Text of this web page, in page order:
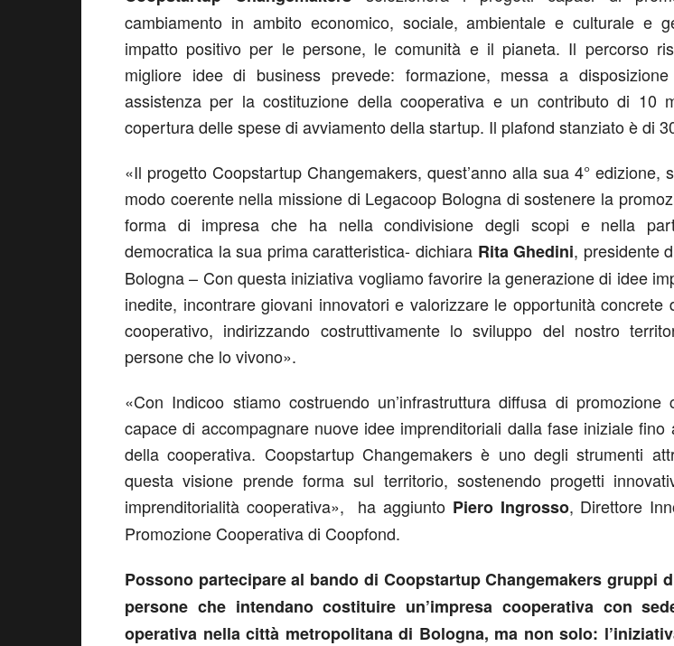
cambiamento in ambito economico, sociale, ambientale e culturale e
impatto positivo per le persone, le comunità e il pianeta. Il percorso
migliore idee di business prevede: formazione, messa a
assistenza per la costituzione della cooperativa e un contributo di 10
copertura delle spese di avviamento della startup. Il plafond stanziato è di
«Il progetto Coopstartup Changemakers, quest’anno alla sua 4° edizione,
modo coerente nella missione di Legacoop Bologna di sostenere la
forma di impresa che ha nella condivisione degli scopi e nella
democratica la sua prima caratteristica- dichiara Rita Ghedini, presidente
Bologna – Con questa iniziativa vogliamo favorire la generazione di idee
inedite, incontrare giovani innovatori e valorizzare le opportunità concrete
cooperativo, indirizzando costruttivamente lo sviluppo del nostro
persone che lo vivono».
«Con Indicoo stiamo costruendo un’infrastruttura diffusa di promozione
capace di accompagnare nuove idee imprenditoriali dalla fase iniziale fino
della cooperativa. Coopstartup Changemakers è uno degli strumenti
questa visione prende forma sul territorio, sostenendo progetti
imprenditorialità cooperativa», ha aggiunto Piero Ingrosso, Direttore
Promozione Cooperativa di Coopfond.
Possono partecipare al bando di Coopstartup Changemakers gruppi
persone che intendano costituire un’impresa cooperativa con
operativa nella città metropolitana di Bologna, ma non solo: